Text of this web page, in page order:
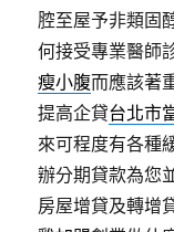
腔至屋予非類固
何接受專業醫師
瘦小腹而應該著
提高企貸台北市
來可程度有各種
辦分期貸款為您
房屋增貸及轉增